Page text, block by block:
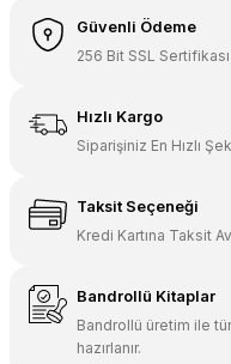
Güvenli Ödeme
256 Bit SSL
Hızlı Kargo
Siparişiniz En Hızlı
Taksit Seçeneği
Kredi Kartına Taksit
Bandrollü Kitaplar
Bandrollü üretim ile
hazırlanır.